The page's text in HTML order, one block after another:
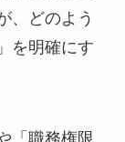
、どのよう
を明確にす
「職務権限